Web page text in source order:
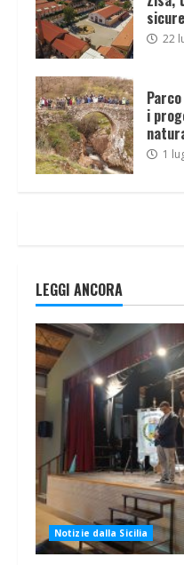
22
i
1
LEGGI ANCORA
Notizie dalla Sicilia